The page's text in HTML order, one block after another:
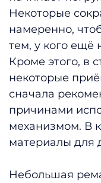
Некоторые
намеренно,
тем, у кого ещё
Кроме этого, в
некоторые
сначала
причинами
механизмом. В
материалы для
Небольшая